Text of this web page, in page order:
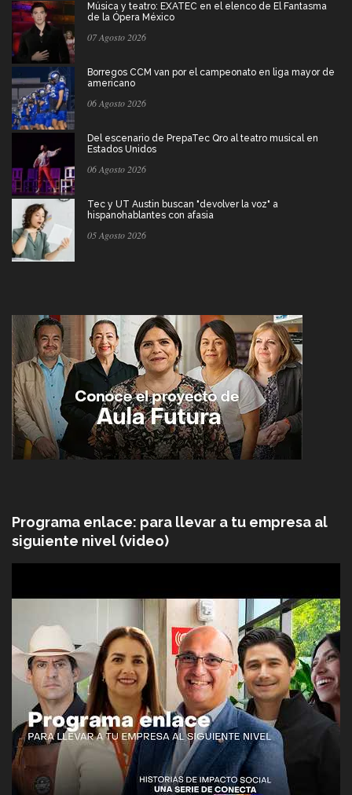
Música y teatro: EXATEC en el elenco de El Fantasma
de la Ópera México
07 Agosto 2026
Borregos CCM van por el campeonato en liga mayor de
americano
06 Agosto 2026
Del escenario de PrepaTec Qro al teatro musical en
Estados Unidos
06 Agosto 2026
Tec y UT Austin buscan "devolver la voz" a
hispanohablantes con afasia
05 Agosto 2026
Programa enlace: para llevar a tu empresa al
siguiente nivel (video)